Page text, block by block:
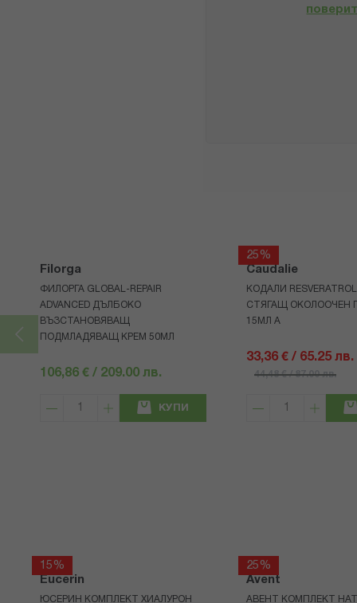
Filorga
ФИЛОРГА GLOBAL-REPAIR
ADVANCED ДЪЛБОКО
ВЪЗСТАНОВЯВАЩ
ПОДМЛАДЯВАЩ КРЕМ 50МЛ
106,86 € / 209.00 лв.
КУПИ
25%
Caudalie
КОДАЛИ RESVERATROL
СТЯГАЩ ОКОЛООЧЕН
15МЛ А
33,36 € / 65.25 лв.
44,48 € / 87.00 лв.
15%
Eucerin
ЮСЕРИН КОМПЛЕКТ ХИАЛУРОН
25%
Avent
АВЕНТ КОМПЛЕКТ